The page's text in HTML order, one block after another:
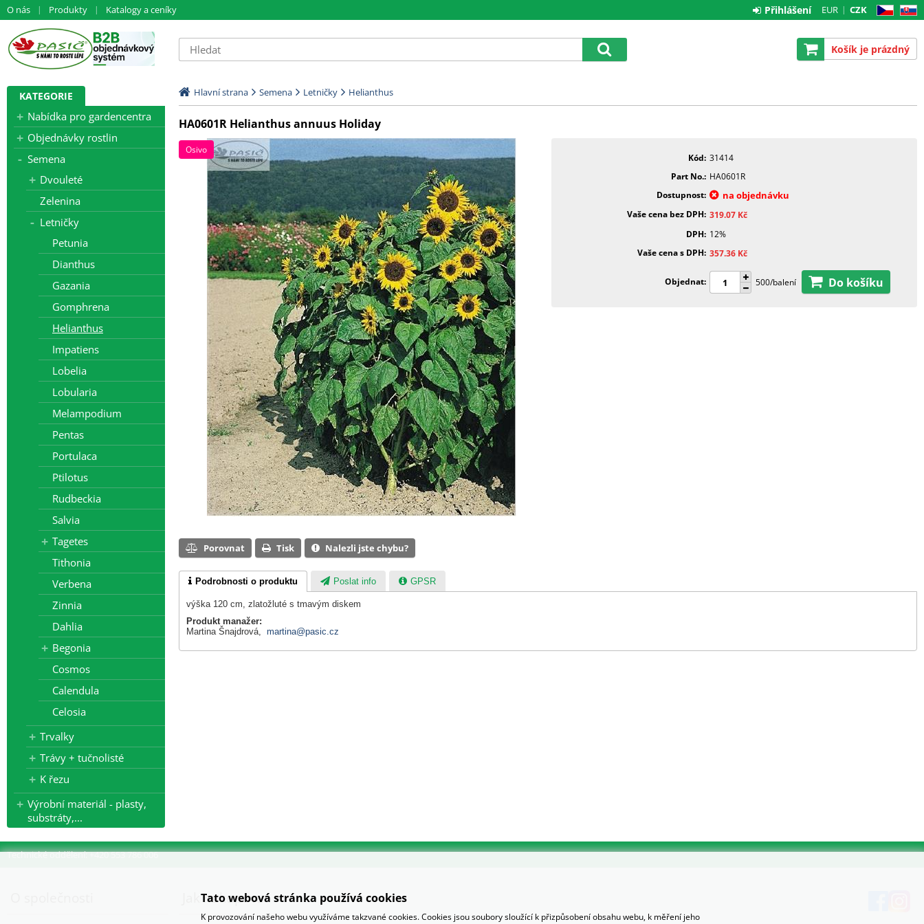
O nás Produkty Katalogy a ceníky CZ SK
EUR CZK
Přihlášení
Košík je prázdný
KATEGORIE
Nabídka pro gardencentra
Objednávky rostlin
Semena
Dvouleté
Zelenina
Letničky
Petunia
Dianthus
Gazania
Gomphrena
Helianthus
Impatiens
Lobelia
Lobularia
Melampodium
Pentas
Portulaca
Ptilotus
Rudbeckia
Salvia
Tagetes
Tithonia
Verbena
Zinnia
Dahlia
Begonia
Cosmos
Calendula
Celosia
Trvalky
Trávy + tučnolisté
K řezu
Výrobní materiál - plasty,
substráty,...
Hlavní strana Semena Letničky Helianthus
HA0601R Helianthus annuus Holiday
Osivo
Kód 31414
Part No. HA0601R
Dostupnost
na objednávku
Vaše cena bez DPH 319.07 Kč
DPH 12%
Vaše cena s DPH 357.36 Kč
Objednat 500/balení Do košíku
Porovnat Tisk Nalezli jste chybu?
Podrobnosti o produktu Poslat info GPSR
výška 120 cm, zlatožluté s tmavým diskem
Produkt manažer:
Martina Šnajdrová, martina@pasic.cz
Technické oddělení: +420 553 786 006
Jak nakupovat
Tato webová stránka používá cookies
K provozování našeho webu využíváme takzvané cookies. Cookies jsou soubory sloužící k přizpůsobení obsahu webu, k měření jeho